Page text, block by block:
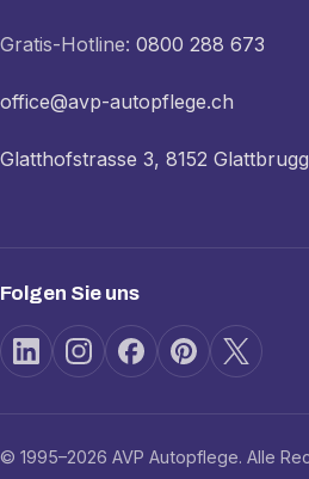
Gratis-Hotline: 0800 288 673
office@avp-autopflege.ch
Glatthofstrasse 3, 8152 Glattbrugg
Folgen Sie uns
© 1995–2026 AVP Autopflege. Alle